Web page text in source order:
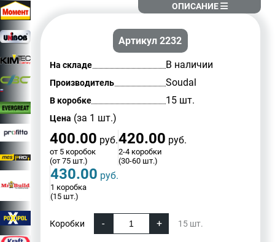
ОПИСАНИЕ
Артикул 2232
На складе В наличии
Производитель Soudal
В коробке 15 шт.
Цена (за 1 шт.)
400.00 руб.
от 5 коробок
(от 75 шт.)
420.00 руб.
2-4 коробки
(30-60 шт.)
430.00 руб.
1 коробка
(15 шт.)
Коробки 15шт.